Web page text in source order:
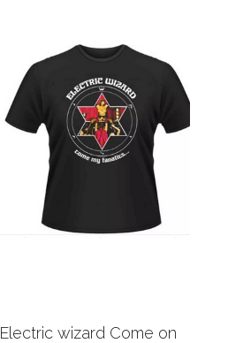
Electric wizard Come on